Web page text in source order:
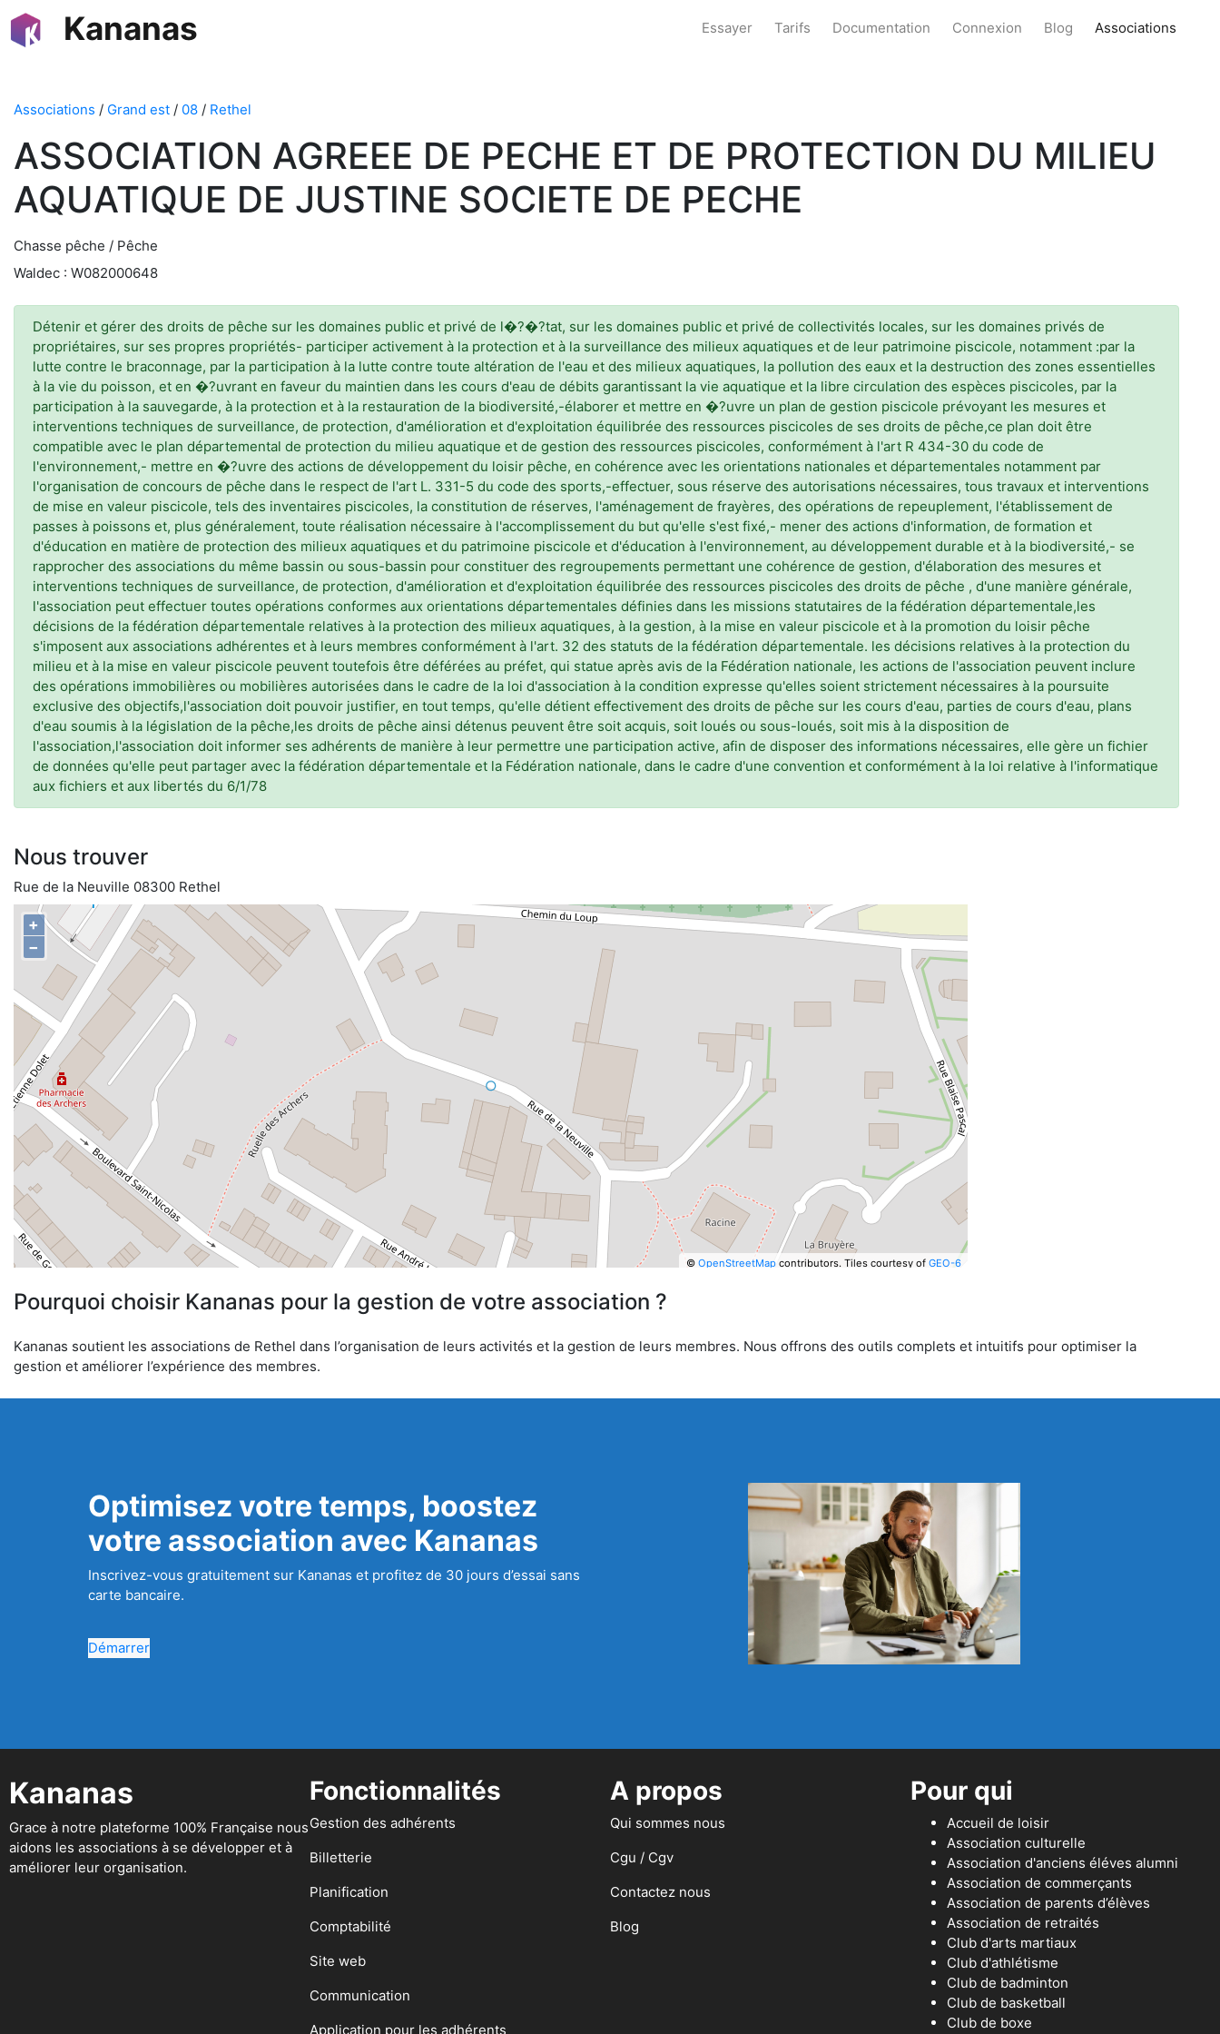
Kananas Essayer Tarifs Documentation Connexion Blog Associations
Associations / Grand est / 08 / Rethel
ASSOCIATION AGREEE DE PECHE ET DE PROTECTION DU MILIEU
AQUATIQUE DE JUSTINE SOCIETE DE PECHE
Chasse pêche / Pêche
Waldec : W082000648
Détenir et gérer des droits de pêche sur les domaines public et privé de l�?�?tat, sur les domaines public et privé de collectivités locales, sur les domaines privés de
propriétaires, sur ses propres propriétés- participer activement à la protection et à la surveillance des milieux aquatiques et de leur patrimoine piscicole, notamment :par la
lutte contre le braconnage, par la participation à la lutte contre toute altération de l'eau et des milieux aquatiques, la pollution des eaux et la destruction des zones essentielles
à la vie du poisson, et en �?uvrant en faveur du maintien dans les cours d'eau de débits garantissant la vie aquatique et la libre circulation des espèces piscicoles, par la
participation à la sauvegarde, à la protection et à la restauration de la biodiversité,-élaborer et mettre en �?uvre un plan de gestion piscicole prévoyant les mesures et
interventions techniques de surveillance, de protection, d'amélioration et d'exploitation équilibrée des ressources piscicoles de ses droits de pêche,ce plan doit être
compatible avec le plan départemental de protection du milieu aquatique et de gestion des ressources piscicoles, conformément à l'art R 434-30 du code de
l'environnement,- mettre en �?uvre des actions de développement du loisir pêche, en cohérence avec les orientations nationales et départementales notamment par
l'organisation de concours de pêche dans le respect de l'art L. 331-5 du code des sports,-effectuer, sous réserve des autorisations nécessaires, tous travaux et interventions
de mise en valeur piscicole, tels des inventaires piscicoles, la constitution de réserves, l'aménagement de frayères, des opérations de repeuplement, l'établissement de
passes à poissons et, plus généralement, toute réalisation nécessaire à l'accomplissement du but qu'elle s'est fixé,- mener des actions d'information, de formation et
d'éducation en matière de protection des milieux aquatiques et du patrimoine piscicole et d'éducation à l'environnement, au développement durable et à la biodiversité,- se
rapprocher des associations du même bassin ou sous-bassin pour constituer des regroupements permettant une cohérence de gestion, d'élaboration des mesures et
interventions techniques de surveillance, de protection, d'amélioration et d'exploitation équilibrée des ressources piscicoles des droits de pêche , d'une manière générale,
l'association peut effectuer toutes opérations conformes aux orientations départementales définies dans les missions statutaires de la fédération départementale,les
décisions de la fédération départementale relatives à la protection des milieux aquatiques, à la gestion, à la mise en valeur piscicole et à la promotion du loisir pêche
s'imposent aux associations adhérentes et à leurs membres conformément à l'art. 32 des statuts de la fédération départementale. les décisions relatives à la protection du
milieu et à la mise en valeur piscicole peuvent toutefois être déférées au préfet, qui statue après avis de la Fédération nationale, les actions de l'association peuvent inclure
des opérations immobilières ou mobilières autorisées dans le cadre de la loi d'association à la condition expresse qu'elles soient strictement nécessaires à la poursuite
exclusive des objectifs,l'association doit pouvoir justifier, en tout temps, qu'elle détient effectivement des droits de pêche sur les cours d'eau, parties de cours d'eau, plans
d'eau soumis à la législation de la pêche,les droits de pêche ainsi détenus peuvent être soit acquis, soit loués ou sous-loués, soit mis à la disposition de
l'association,l'association doit informer ses adhérents de manière à leur permettre une participation active, afin de disposer des informations nécessaires, elle gère un fichier
de données qu'elle peut partager avec la fédération départementale et la Fédération nationale, dans le cadre d'une convention et conformément à la loi relative à l'informatique
aux fichiers et aux libertés du 6/1/78
Nous trouver
Rue de la Neuville 08300 Rethel
+
−
© OpenStreetMapcontributors. Tiles courtesy of GEO-6
Pourquoi choisir Kananas pour la gestion de votre association ?
Kananas soutient les associations de Rethel dans l’organisation de leurs activités et la gestion de leurs membres. Nous offrons des outils complets et intuitifs pour optimiser la
gestion et améliorer l’expérience des membres.
Optimisez votre temps, boostez
votre association avec Kananas
Inscrivez-vous gratuitement sur Kananas et profitez de 30 jours d’essai sans
carte bancaire.
Démarrer
Kananas
Grace à notre plateforme 100% Française nous
aidons les associations à se développer et à
améliorer leur organisation.
Fonctionnalités
Gestion des adhérents
Billetterie
Planification
Comptabilité
Site web
Communication
Application pour les adhérents
A propos
Qui sommes nous
Cgu / Cgv
Contactez nous
Blog
Pour qui
Accueil de loisir
Association culturelle
Association d'anciens éléves alumni
Association de commerçants
Association de parents d’élèves
Association de retraités
Club d'arts martiaux
Club d'athlétisme
Club de badminton
Club de basketball
Club de boxe